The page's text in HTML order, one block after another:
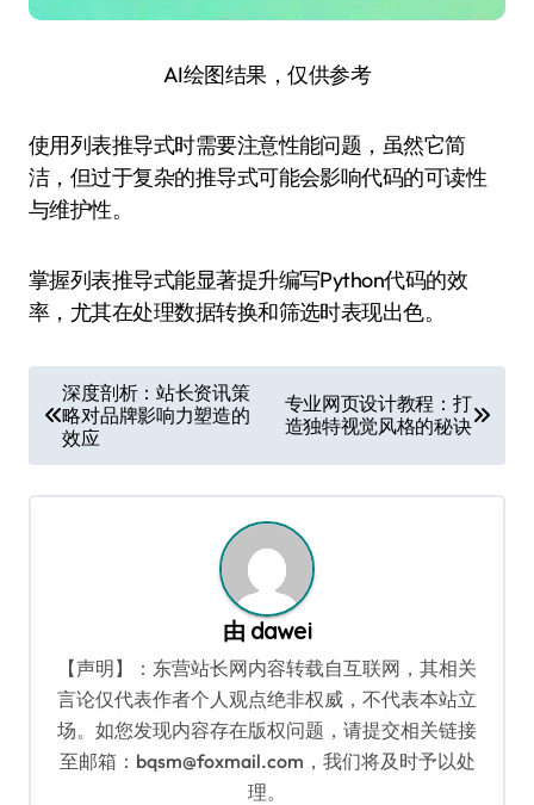
AI绘图结果，仅供参考
使用列表推导式时需要注意性能问题，虽然它简
洁，但过于复杂的推导式可能会影响代码的可读性
与维护性。
掌握列表推导式能显著提升编写Python代码的效
率，尤其在处理数据转换和筛选时表现出色。
章
导
航
深度剖析：站长资讯策
略对品牌影响力塑造的
效应
专业网页设计教程：打
造独特视觉风格的秘诀
由 dawei
【声明】：东营站长网内容转载自互联网，其相关
言论仅代表作者个人观点绝非权威，不代表本站立
场。如您发现内容存在版权问题，请提交相关链接
至邮箱：bqsm@foxmail.com，我们将及时予以处
理。